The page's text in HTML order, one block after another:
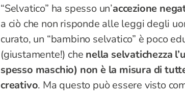
“Selvatico” ha spesso un’accezione
a ciò che non risponde alle leggi degli
curato, un “bambino selvatico” è poco
(giustamente!) che nella selvatichezza
spesso maschio) non è la misura di
creativo. Ma questo può essere visto